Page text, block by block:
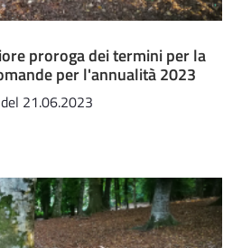
proroga dei termini per la
per l'annualità 2023
21.06.2023